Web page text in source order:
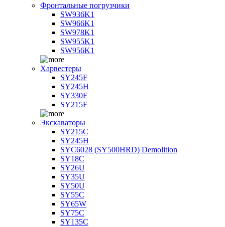
Фронтальные погрузчики
SW936K1
SW966K1
SW978K1
SW955K1
SW956K1
Харвестеры
SY245F
SY245H
SY330F
SY215F
Экскаваторы
SY215C
SY245H
SYC6028 (SY500HRD) Demolition
SY18C
SY26U
SY35U
SY50U
SY55C
SY65W
SY75C
SY135C